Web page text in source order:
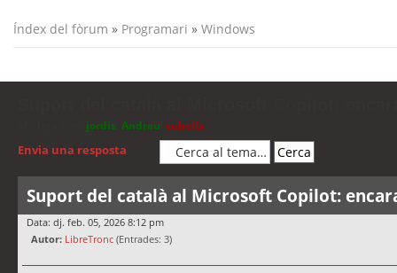
Índex del fòrum » Programari » Windows
jordis Andreu cubells
Envia una resposta
Suport del català al Microsoft Copilot:
Data: dj. feb. 05, 2026 8:12 pm
Autor: LibreTronc (Entrades: 3)